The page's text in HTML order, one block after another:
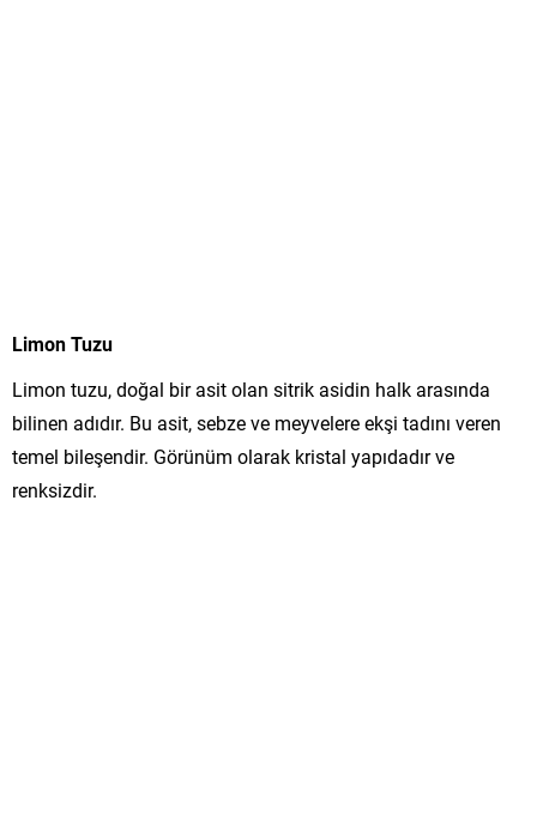
Limon Tuzu
Limon tuzu, doğal bir asit olan sitrik asidin halk arasında
bilinen adıdır. Bu asit, sebze ve meyvelere ekşi tadını veren
temel bileşendir. Görünüm olarak kristal yapıdadır ve
renksizdir.